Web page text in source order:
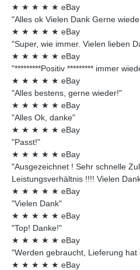
★ ★ ★ ★ ★ eBay
"Alles ok Vielen Dank Gerne
★ ★ ★ ★ ★ eBay
"Super, wie immer. Vielen lieben
★ ★ ★ ★ ★ eBay
"*********Positiv ********* immer
★ ★ ★ ★ ★ eBay
"Alles bestens, gerne wieder!"
★ ★ ★ ★ ★ eBay
"Alles Ok, danke"
★ ★ ★ ★ ★ eBay
"Passt!"
★ ★ ★ ★ ★ eBay
"Ausgezeichnet ! Sehr schnelle
Leistungsverhältnis !!!! Vielen
★ ★ ★ ★ ★ eBay
"Vielen Dank"
★ ★ ★ ★ ★ eBay
"Top! Danke!"
★ ★ ★ ★ ★ eBay
"Werden gebraucht, Lieferung hat
★ ★ ★ ★ ★ eBay